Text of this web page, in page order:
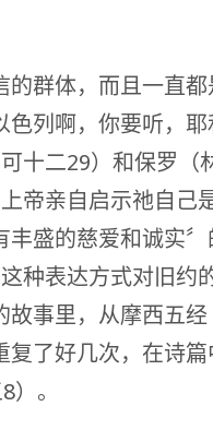
群体，而且一直
列啊，你要听，
十二29）和保罗（
帝亲自启示祂自己
丰盛的慈爱和诚实
种表达方式对旧约
事里，从摩西五
了好几次，在诗篇
。